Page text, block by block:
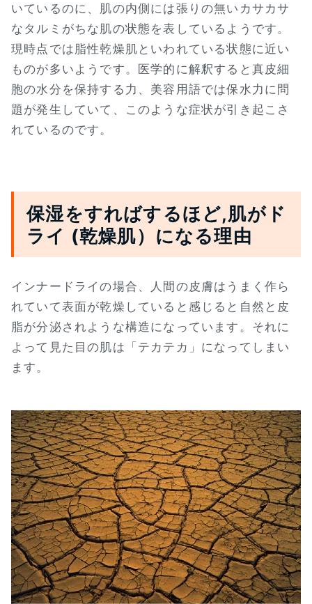
いているのに、肌の内側には張りの無いカサカサ
なタルミがちな肌の状態を表しているようです。
現時点では脂性乾燥肌といわれている状態に近い
ものが多いようです。医学的に解釈すると真皮細
胞の水分を保持する力、美容用語では保水力に問
題が発生していて、このような症状が引き起こさ
れているのです。
保湿をすればするほど,肌がド
ライ (乾燥肌）になる理由
インナードライの場合、人間の皮膚はうまく作ら
れていて表面が乾燥していると感じると自然と皮
脂が分泌されような構造になっています。それに
よって見た目の肌は「テカテカ」になってしまい
ます。